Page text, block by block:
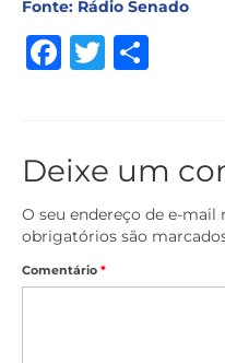
Fonte: Rádio Senado
Facebook
Twitter
Deixe um
O seu endereço de e-mail
obrigatórios são
Comentário *